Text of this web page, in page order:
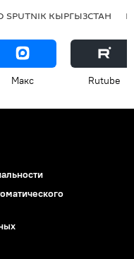
SPUTNIK КЫРГЫЗСТАН
Макс Rutube